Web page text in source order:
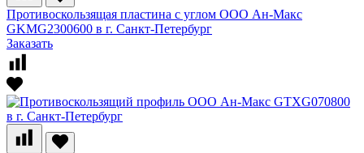
Противоскользящая пластина с углом ООО Ан-Макс
GKMG2300600 в г. Санкт-Петербург
Заказать